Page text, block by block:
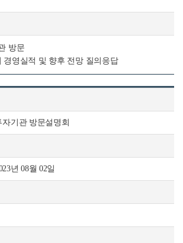
방문
경영실적 및 향후 전망 질의응답
자기관 방문설명회
년 08월 02일